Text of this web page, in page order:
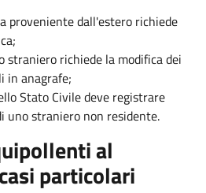
proveniente dall'estero richiede
straniero richiede la modifica dei
in anagrafe;
Stato Civile deve registrare
uno straniero non residente.
al
particolari